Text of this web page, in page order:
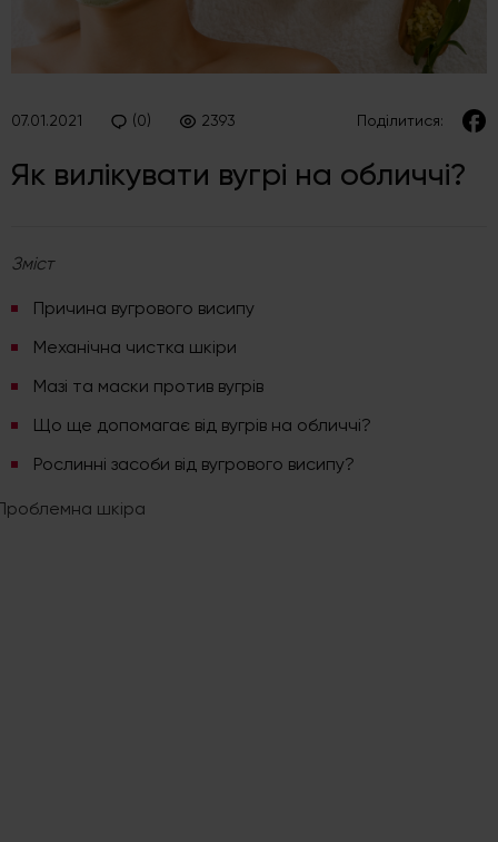
07.01.2021 (0) 2393 Поділитися:
Як вилікувати вугрі на обличчі?
Зміст
Причина вугрового висипу
Механічна чистка шкіри
Мазі та маски против вугрів
Що ще допомагає від вугрів на обличчі?
Рослинні засоби від вугрового висипу?